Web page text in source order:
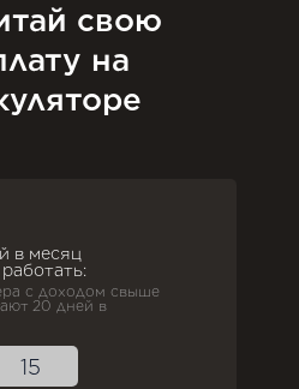
свою
на
в месяц
с доходом свыше
20 дней в